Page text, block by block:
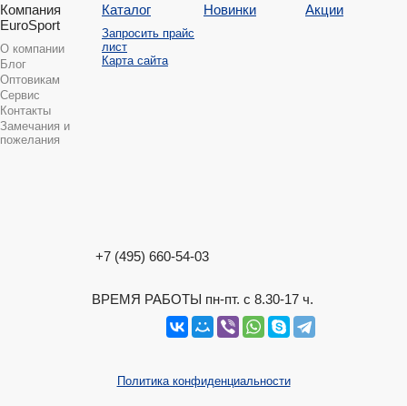
Компания
EuroSport
О компании
Блог
Оптовикам
Сервис
Контакты
Замечания и
пожелания
Каталог
Запросить прайс
лист
Карта сайта
Новинки Акции
+7 (495) 660-54-03
ВРЕМЯ РАБОТЫ пн-пт. с 8.30-17 ч.
Политика конфиденциальности